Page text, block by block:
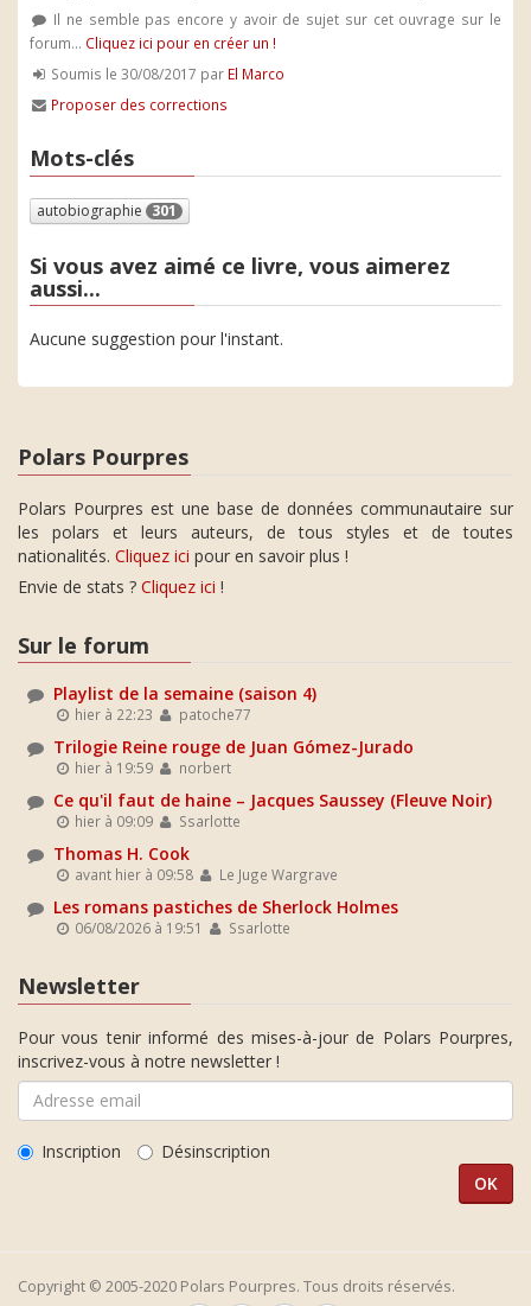
Il ne semble pas encore y avoir de sujet sur cet ouvrage sur le
forum... Cliquez ici pour en créer un !
Soumis le 30/08/2017 par El Marco
Proposer des corrections
Mots-clés
autobiographie 301
Si vous avez aimé ce livre, vous aimerez
aussi...
Aucune suggestion pour l'instant.
Polars Pourpres
Polars Pourpres est une base de données communautaire sur
les polars et leurs auteurs, de tous styles et de toutes
nationalités. Cliquez ici pour en savoir plus !
Envie de stats ? Cliquez ici !
Sur le forum
Playlist de la semaine (saison 4)
hier à 22:23 patoche77
Trilogie Reine rouge de Juan Gómez-Jurado
hier à 19:59 norbert
Ce qu'il faut de haine – Jacques Saussey (Fleuve Noir)
hier à 09:09 Ssarlotte
Thomas H. Cook
avant hier à 09:58 Le Juge Wargrave
Les romans pastiches de Sherlock Holmes
06/08/2026 à 19:51 Ssarlotte
Newsletter
Pour vous tenir informé des mises-à-jour de Polars Pourpres,
inscrivez-vous à notre newsletter !
Inscription Désinscription
Copyright © 2005-2020 Polars Pourpres. Tous droits réservés.